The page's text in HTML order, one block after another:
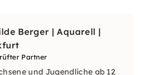
Berger | Aquarell |
Partner
und Jugendliche ab 12